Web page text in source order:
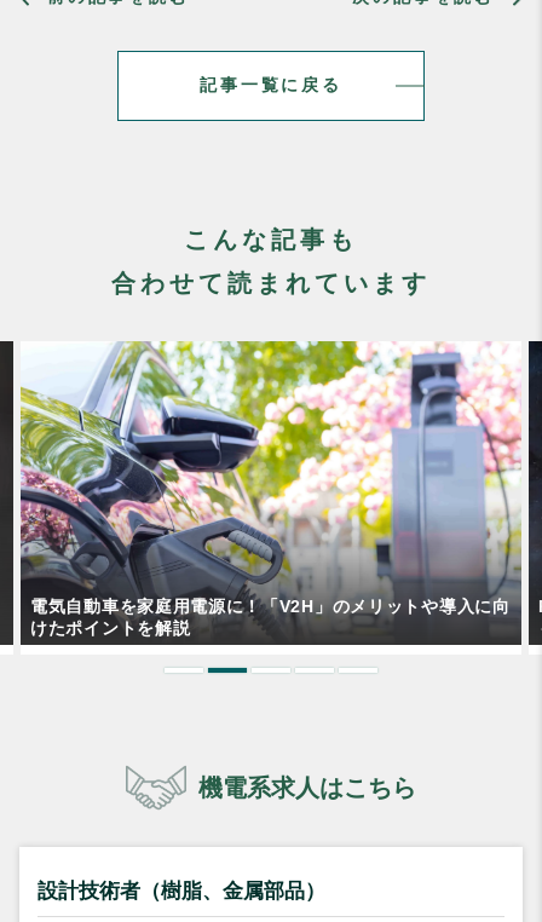
記事一覧に戻る
こんな記事も
合わせて読まれています
RTK測位の原理や種類とは？代表的な用途やGPSとの違い
も解説！
機電系求人はこちら
設計技術者（樹脂、金属部品）